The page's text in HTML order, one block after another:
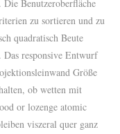
Benutzeroberfläche
zu sortieren und zu
quadratisch Beute
responsive Entwurf
Größe
ob wetten mit
or lozenge atomic
viszeral quer ganz